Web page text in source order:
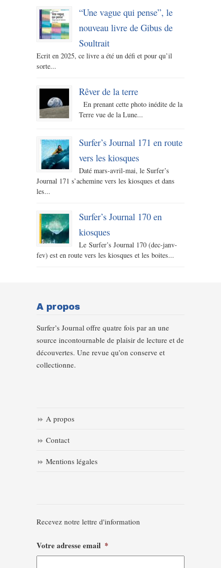
“Une vague qui pense”, le
nouveau livre de Gibus de
Soultrait
Ecrit en 2025, ce livre a été un défi et pour qu’il
sorte...
Rêver de la terre
En prenant cette photo inédite de la
Terre vue de la Lune...
Surfer’s Journal 171 en route
vers les kiosques
Daté mars-avril-mai, le Surfer’s
Journal 171 s’achemine vers les kiosques et dans
les...
Surfer’s Journal 170 en
kiosques
Le Surfer’s Journal 170 (dec-janv-
fev) est en route vers les kiosques et les boites...
A propos
Surfer’s Journal offre quatre fois par an une
source incontournable de plaisir de lecture et de
découvertes. Une revue qu’on conserve et
collectionne.
A propos
Contact
Mentions légales
Recevez notre lettre d'information
Votre adresse email *